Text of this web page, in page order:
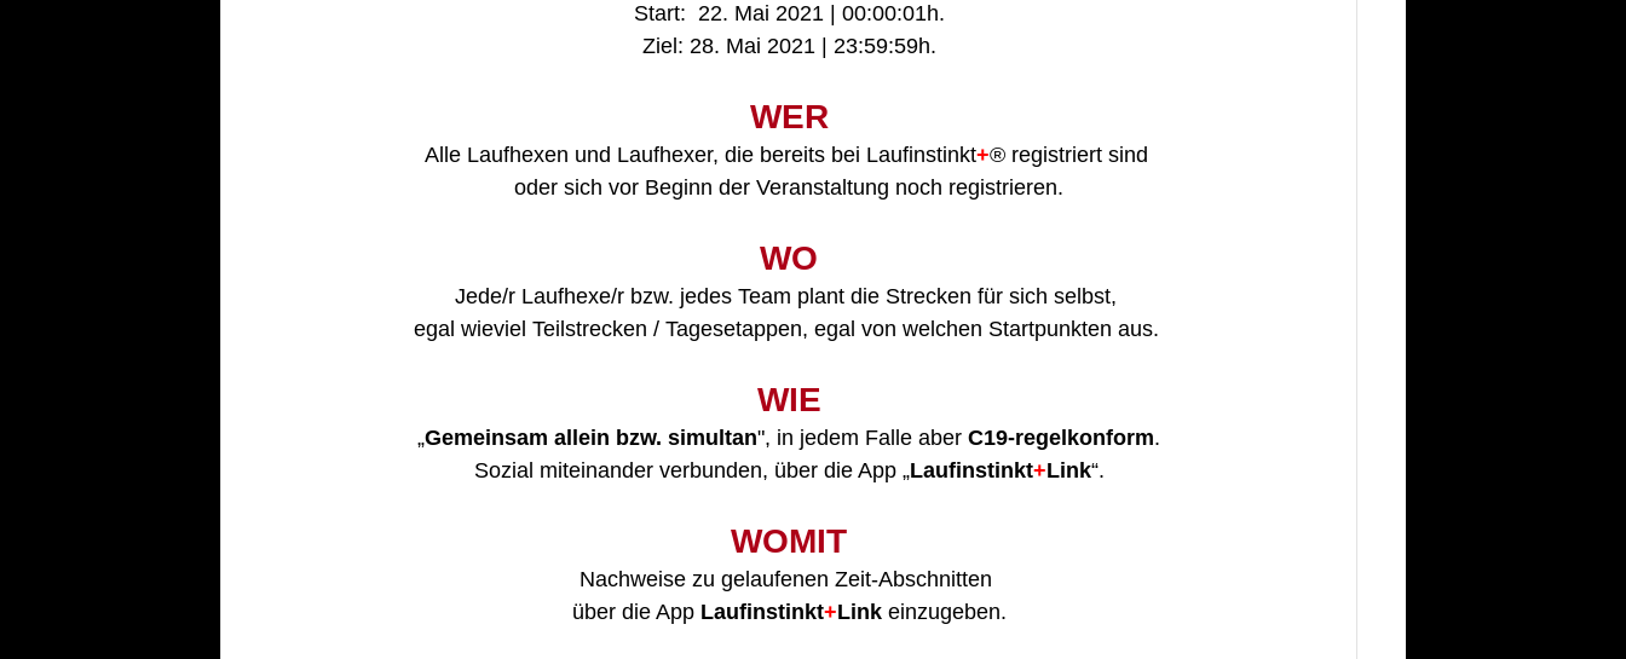
Start:  22. Mai 2021 | 00:00:01h.
Ziel: 28. Mai 2021 | 23:59:59h.
WER
Alle Laufhexen und Laufhexer, die bereits bei Laufinstinkt+® registriert sind
oder sich vor Beginn der Veranstaltung noch registrieren.
WO
Jede/r Laufhexe/r bzw. jedes Team plant die Strecken für sich selbst,
egal wieviel Teilstrecken / Tagesetappen, egal von welchen Startpunkten aus.
WIE
„Gemeinsam allein bzw. simultan", in jedem Falle aber C19-regelkonform.
Sozial miteinander verbunden, über die App „Laufinstinkt+Link“.
WOMIT
Nachweise zu gelaufenen Zeit-Abschnitten
über die App Laufinstinkt+Link einzugeben.